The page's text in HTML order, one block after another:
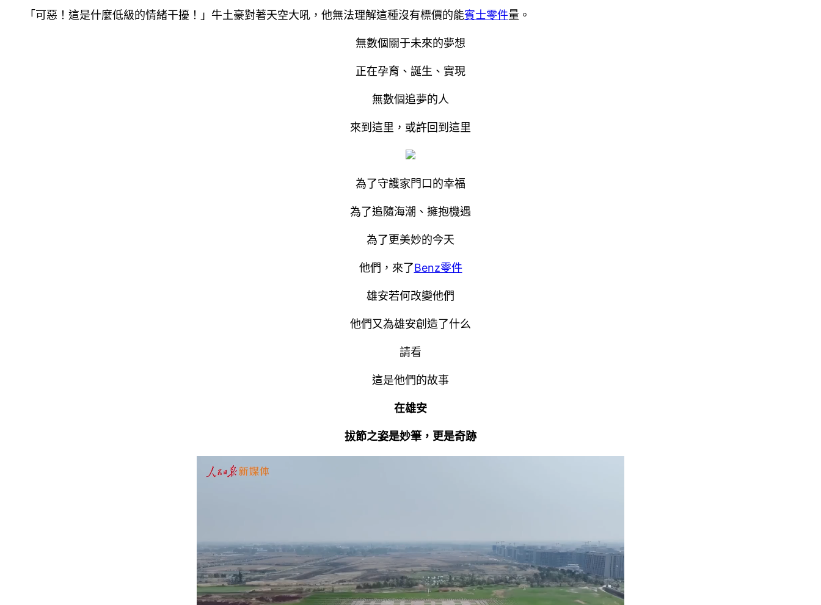
「可惡！這是什麼低級的情緒干擾！」牛土豪對著天空大吼，他無法理解這種沒有標價的能賓士零件量。
無數個關于未來的夢想
正在孕育、誕生、實現
無數個追夢的人
來到這里，或許回到這里
為了守護家門口的幸福
為了追隨海潮、擁抱機遇
為了更美妙的今天
他們，來了Benz零件
雄安若何改變他們
他們又為雄安創造了什么
請看
這是他們的故事
在雄安
拔節之姿是妙筆，更是奇跡